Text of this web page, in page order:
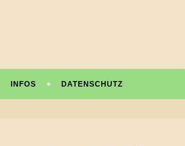
INFOS DATENSCHUTZ